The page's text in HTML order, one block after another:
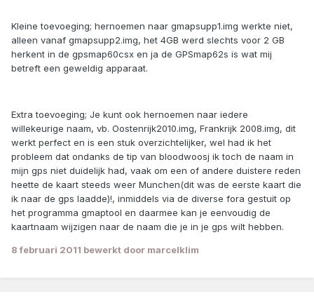
Kleine toevoeging; hernoemen naar gmapsupp1.img werkte niet,
alleen vanaf gmapsupp2.img, het 4GB werd slechts voor 2 GB
herkent in de gpsmap60csx en ja de GPSmap62s is wat mij
betreft een geweldig apparaat.
Extra toevoeging; Je kunt ook hernoemen naar iedere
willekeurige naam, vb. Oostenrijk2010.img, Frankrijk 2008.img, dit
werkt perfect en is een stuk overzichtelijker, wel had ik het
probleem dat ondanks de tip van bloodwoosj ik toch de naam in
mijn gps niet duidelijk had, vaak om een of andere duistere reden
heette de kaart steeds weer Munchen(dit was de eerste kaart die
ik naar de gps laadde)!, inmiddels via de diverse fora gestuit op
het programma gmaptool en daarmee kan je eenvoudig de
kaartnaam wijzigen naar de naam die je in je gps wilt hebben.
8 februari 2011 bewerkt door marcelklim